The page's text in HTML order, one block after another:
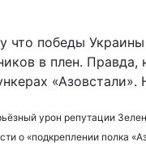
что победы
в плен.
урон репутации
о «подкреплении полка